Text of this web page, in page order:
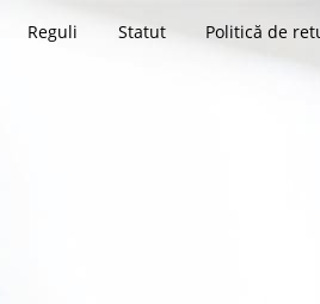
Reguli Statut Politică de